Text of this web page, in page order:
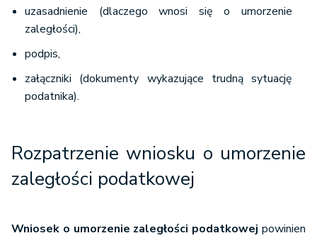
uzasadnienie (dlaczego wnosi się o umorzenie
zaległości),
podpis,
załączniki (dokumenty wykazujące trudną sytuację
podatnika).
Rozpatrzenie wniosku o umorzenie
zaległości podatkowej
Wniosek o umorzenie zaległości podatkowej powinien